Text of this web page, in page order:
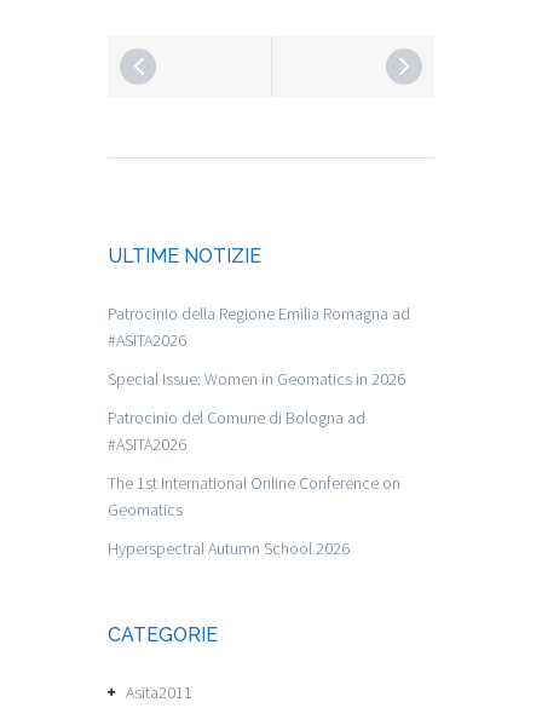
ULTIME NOTIZIE
Patrocinio della Regione Emilia Romagna ad
#ASITA2026
Special Issue: Women in Geomatics in 2026
Patrocinio del Comune di Bologna ad
#ASITA2026
The 1st International Online Conference on
Geomatics
Hyperspectral Autumn School 2026
CATEGORIE
Asita2011